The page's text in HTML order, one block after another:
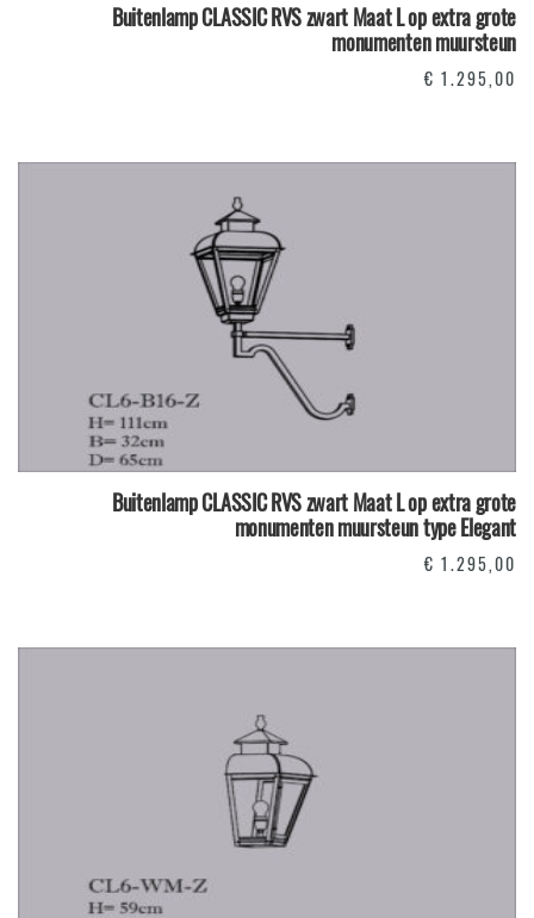
Buitenlamp CLASSIC RVS zwart Maat L op extra grote
monumenten muursteun
€ 1.295,00
Buitenlamp CLASSIC RVS zwart Maat L op extra grote
monumenten muursteun type Elegant
€ 1.295,00